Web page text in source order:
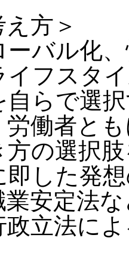
方＞
ーバル化
イフスタ
自らで選
労働者と
方の選択
即した発
業安定法
政立法に